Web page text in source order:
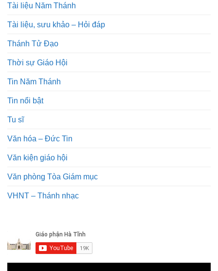
Tài liệu Năm Thánh
Tài liệu, sưu khảo – Hỏi đáp
Thánh Tử Đạo
Thời sự Giáo Hội
Tin Năm Thánh
Tin nổi bật
Tu sĩ
Văn hóa – Đức Tin
Văn kiện giáo hội
Văn phòng Tòa Giám mục
VHNT – Thánh nhạc